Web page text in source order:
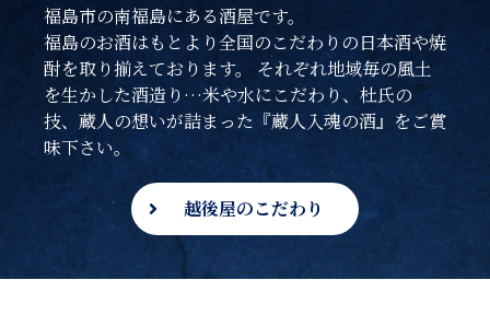
福島市の南福島にある酒屋です。
福島のお酒はもとより全国のこだわりの日本酒や焼
酎を取り揃えております。 それぞれ地域毎の風土
を生かした酒造り…米や水にこだわり、杜氏の
技、蔵人の想いが詰まった『蔵人入魂の酒』をご賞
味下さい。
越後屋のこだわり